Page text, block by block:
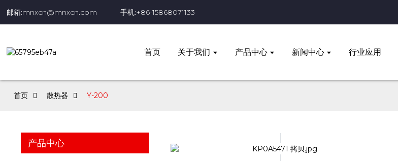
邮箱:mnxcn@mnxcn.com 手机:+86-15868071133
首页 关于我们 产品中心 新闻中心 行业应用
首页 散热器 Y-200
产品中心